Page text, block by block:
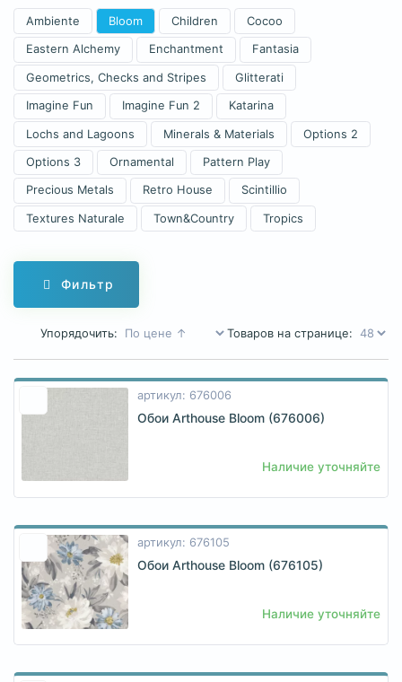
Ambiente Bloom Children Cocoo
Eastern Alchemy Enchantment Fantasia
Geometrics, Checks and Stripes Glitterati
Imagine Fun Imagine Fun 2 Katarina
Lochs and Lagoons Minerals & Materials Options 2
Options 3 Ornamental Pattern Play
Precious Metals Retro House Scintillio
Textures Naturale Town&Country Tropics
Фильтр
Упорядочить: Товаров на странице:
артикул: 676006
Обои Arthouse Bloom (676006)
Наличие уточняйте
артикул: 676105
Обои Arthouse Bloom (676105)
Наличие уточняйте